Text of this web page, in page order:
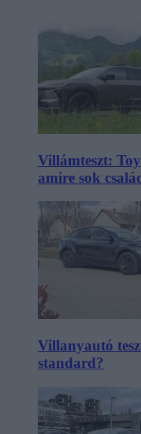
Villámteszt:
amire sok
Villanyautó
standard?